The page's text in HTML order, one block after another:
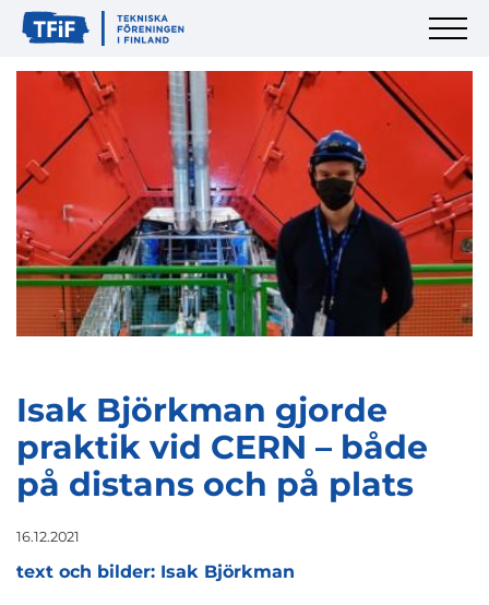
Isak Björkman gjorde
praktik vid CERN – både
på distans och på plats
16.12.2021
text och bilder: Isak Björkman